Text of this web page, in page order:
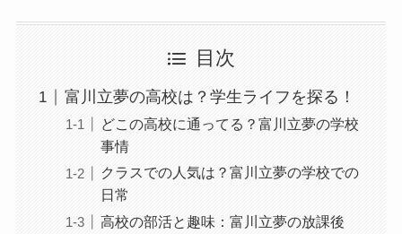
目次
富川立夢の高校は？学生ライフを探る！
どこの高校に通ってる？富川立夢の学校
事情
クラスでの人気は？富川立夢の学校での
日常
高校の部活と趣味：富川立夢の放課後